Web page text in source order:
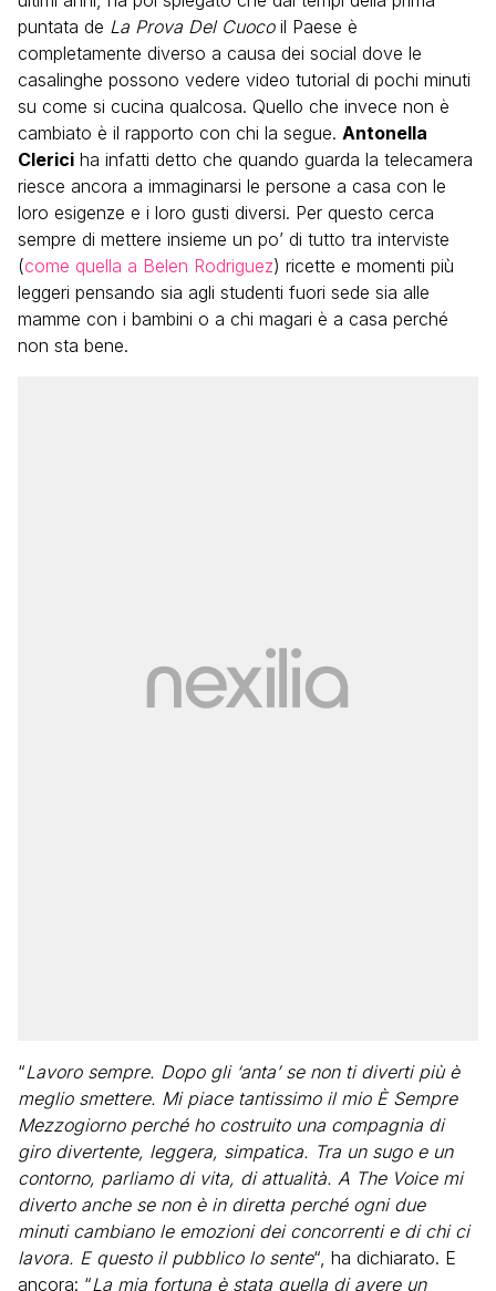
puntata de La Prova Del Cuocoil Paese è
completamente diverso a causa dei social dove le
casalinghe possono vedere video tutorial di pochi minuti
su come si cucina qualcosa. Quello che invece non è
cambiato è il rapporto con chi la segue. Antonella
Clerici ha infatti detto che quando guarda la telecamera
riesce ancora a immaginarsi le persone a casa con le
loro esigenze e i loro gusti diversi. Per questo cerca
sempre di mettere insieme un po’ di tutto tra interviste
(come quella a Belen Rodriguez) ricette e momenti più
leggeri pensando sia agli studenti fuori sede sia alle
mamme con i bambini o a chi magari è a casa perché
non sta bene.
“Lavoro sempre. Dopo gli ‘anta’ se non ti diverti più è
meglio smettere. Mi piace tantissimo il mio È Sempre
Mezzogiorno perché ho costruito una compagnia di
giro divertente, leggera, simpatica. Tra un sugo e un
contorno, parliamo di vita, di attualità. A The Voice mi
diverto anche se non è in diretta perché ogni due
minuti cambiano le emozioni dei concorrenti e di chi ci
lavora. E questo il pubblico lo sente“, ha dichiarato. E
ancora: “La mia fortuna è stata quella di avere un